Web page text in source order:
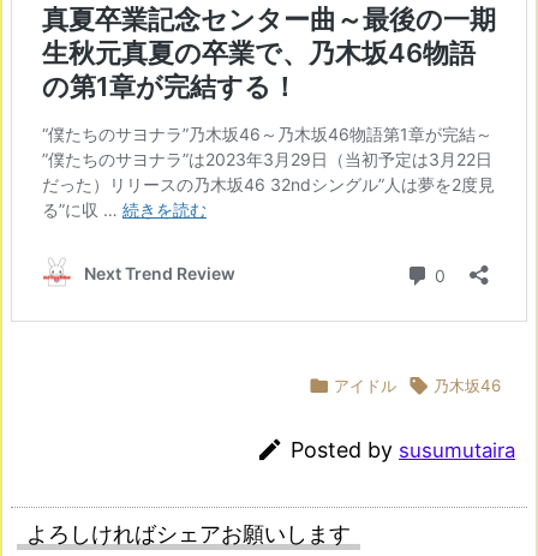
 アイドル  乃木坂46
 Posted by susumutaira
よろしければシェアお願いします